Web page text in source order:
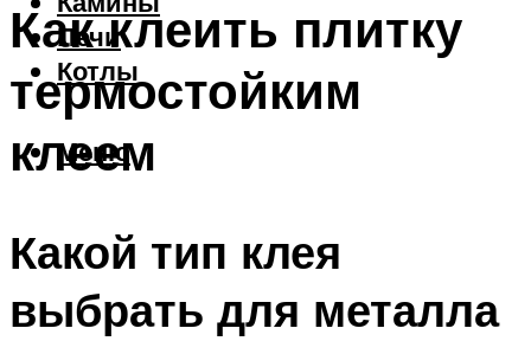
Печи
Котлы
Меню
Как клеить плитку
термостойким
клеем
Какой тип клея
выбрать для металла